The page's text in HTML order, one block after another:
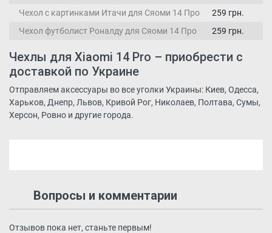
Чехол с картинками Итачи для Сяоми 14 Про
259 грн.
Чехол футболист Роналду для Сяоми 14 Про
259 грн.
Чехлы для Xiaomi 14 Pro – приобрести с
доставкой по Украине
Отправляем аксессуары во все уголки Украины: Киев, Одесса,
Харьков, Днепр, Львов, Кривой Рог, Николаев, Полтава, Сумы,
Херсон, Ровно и другие города.
Вопросы и комментарии
Отзывов пока нет, станьте первым!